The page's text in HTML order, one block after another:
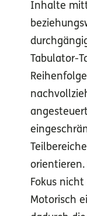
Inhalte
Tabulator-
orientieren.
Fokus
Motorisch